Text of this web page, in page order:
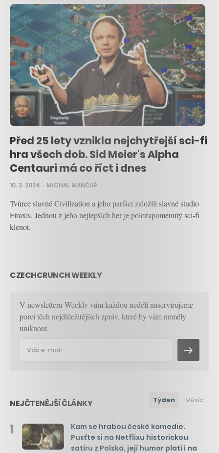
Před 25 lety vznikla nejchytřejší sci-fi
hra všech dob. Sid Meier's Alpha
Centauri má co říct i dnes
10. 2. 2024 – MICHAL MANČAŘ
Tvůrce slavné Civilization a jeho parťáci založili slavné studio
Firaxis. Jednou z jeho nejlepších her je polozapomenutý sci-fi
klenot.
CZECHCRUNCH WEEKLY
V newsletteru Weekly vám každou neděli naservírujeme
porci těch nejdůležitějších zpráv, které by vám neměly
uniknout.
NEJČTENĚJŠÍ ČLÁNKY Týden Měsíc
1
Kam se hrabou české komedie.
Pusťte si na Netflixu historickou
satiru z Polska, její humor platí i na